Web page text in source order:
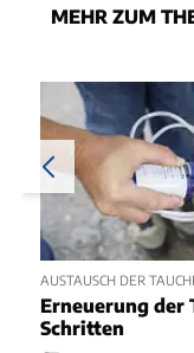
MEHR ZUM
AUSTAUSCH DER
Erneuerung der
Schritten